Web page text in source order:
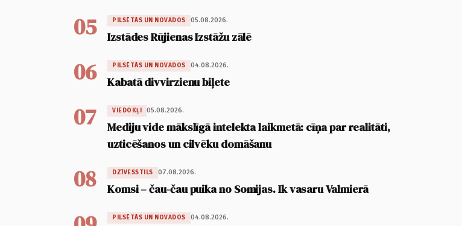
05 PILSĒTĀS UN NOVADOS 05.08.2026.
Izstādes Rūjienas Izstāžu zālē
06 PILSĒTĀS UN NOVADOS 04.08.2026.
Kabatā divvirzienu biļete
07 VIEDOKĻI 05.08.2026.
Mediju vide mākslīgā intelekta laikmetā: cīņa par realitāti,
uzticēšanos un cilvēku domāšanu
08 DZĪVESSTILS 07.08.2026.
Komsi – čau-čau puika no Somijas. Ik vasaru Valmierā
PILSĒTĀS UN NOVADOS 04.08.2026.